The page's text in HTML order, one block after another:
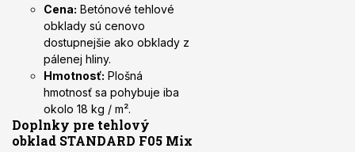
Cena: Betónové tehlové
obklady sú cenovo
dostupnejšie ako obklady z
pálenej hliny.
Hmotnosť: Plošná
hmotnosť sa pohybuje iba
okolo 18 kg / m².
Doplnky pre tehlový
obklad STANDARD F05 Mix